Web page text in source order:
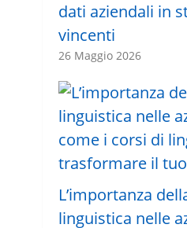
dati aziendali in
vincenti
26 Maggio 2026
L’importanza
linguistica nelle